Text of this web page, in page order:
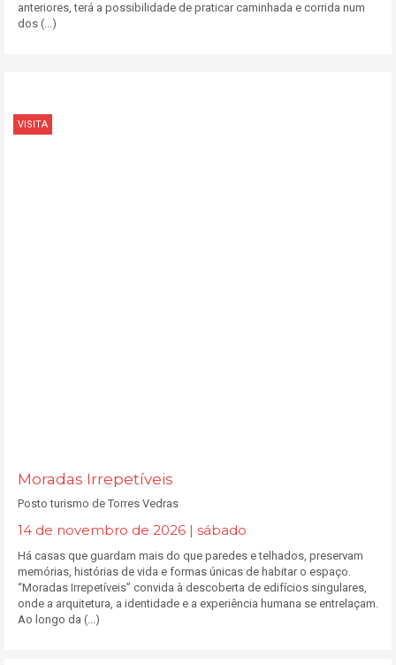
anteriores, terá a possibilidade de praticar caminhada e corrida num
dos (...)
VISITA
Moradas Irrepetíveis
Posto turismo de Torres Vedras
14 de novembro de 2026 | sábado
Há casas que guardam mais do que paredes e telhados, preservam
memórias, histórias de vida e formas únicas de habitar o espaço.
“Moradas Irrepetíveis” convida à descoberta de edifícios singulares,
onde a arquitetura, a identidade e a experiência humana se entrelaçam.
Ao longo da (...)